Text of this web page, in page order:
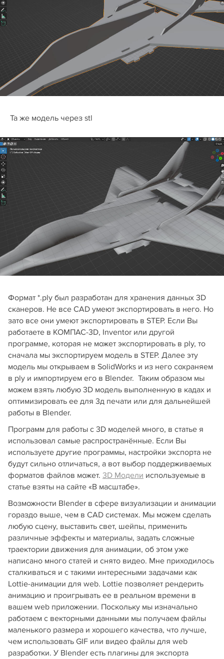
Та же модель через stl
Формат *.ply был разработан для хранения данных 3D
сканеров. Не все CAD умеют экспортировать в него. Но
зато все они умеют экспортировать в STEP. Если Вы
работаете в КОМПАС-3D, Inventor или другой
программе, которая не может экспортировать в ply, то
сначала мы экспортируем модель в STEP. Далее эту
модель мы открываем в SolidWorks и из него сохраняем
в ply и импортируем его в Blender. Таким образом мы
можем взять любую 3D модель выполненную в кадах и
оптимизировать ее для 3д печати или для дальнейшей
работы в Blender.
Программ для работы с 3D моделей много, в статье я
использовал самые распространённые. Если Вы
используете другие программы, настройки экспорта не
будут сильно отличаться, а вот выбор поддерживаемых
форматов файлов может. 3D Модели используемые в
статье взяты на сайте «В масштабе».
Возможности Blender в сфере визуализации и анимации
гораздо выше, чем в CAD системах. Мы можем сделать
любую сцену, выставить свет, шейпы, применить
различные эффекты и материалы, задать сложные
траектории движения для анимации, об этом уже
написано много статей и снято видео. Мне приходилось
сталкиваться и с такими интересными задачами как
Lottie-анимации для web. Lottie позволяет рендерить
анимацию и проигрывать ее в реальном времени в
вашем web приложении. Поскольку мы изначально
работаем с векторными данными мы получаем файлы
маленького размера и хорошего качества, что лучше,
чем использовать GIF или видео файлы для web
разработки. У Blender есть плагины для экспорта